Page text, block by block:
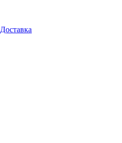
Доставка